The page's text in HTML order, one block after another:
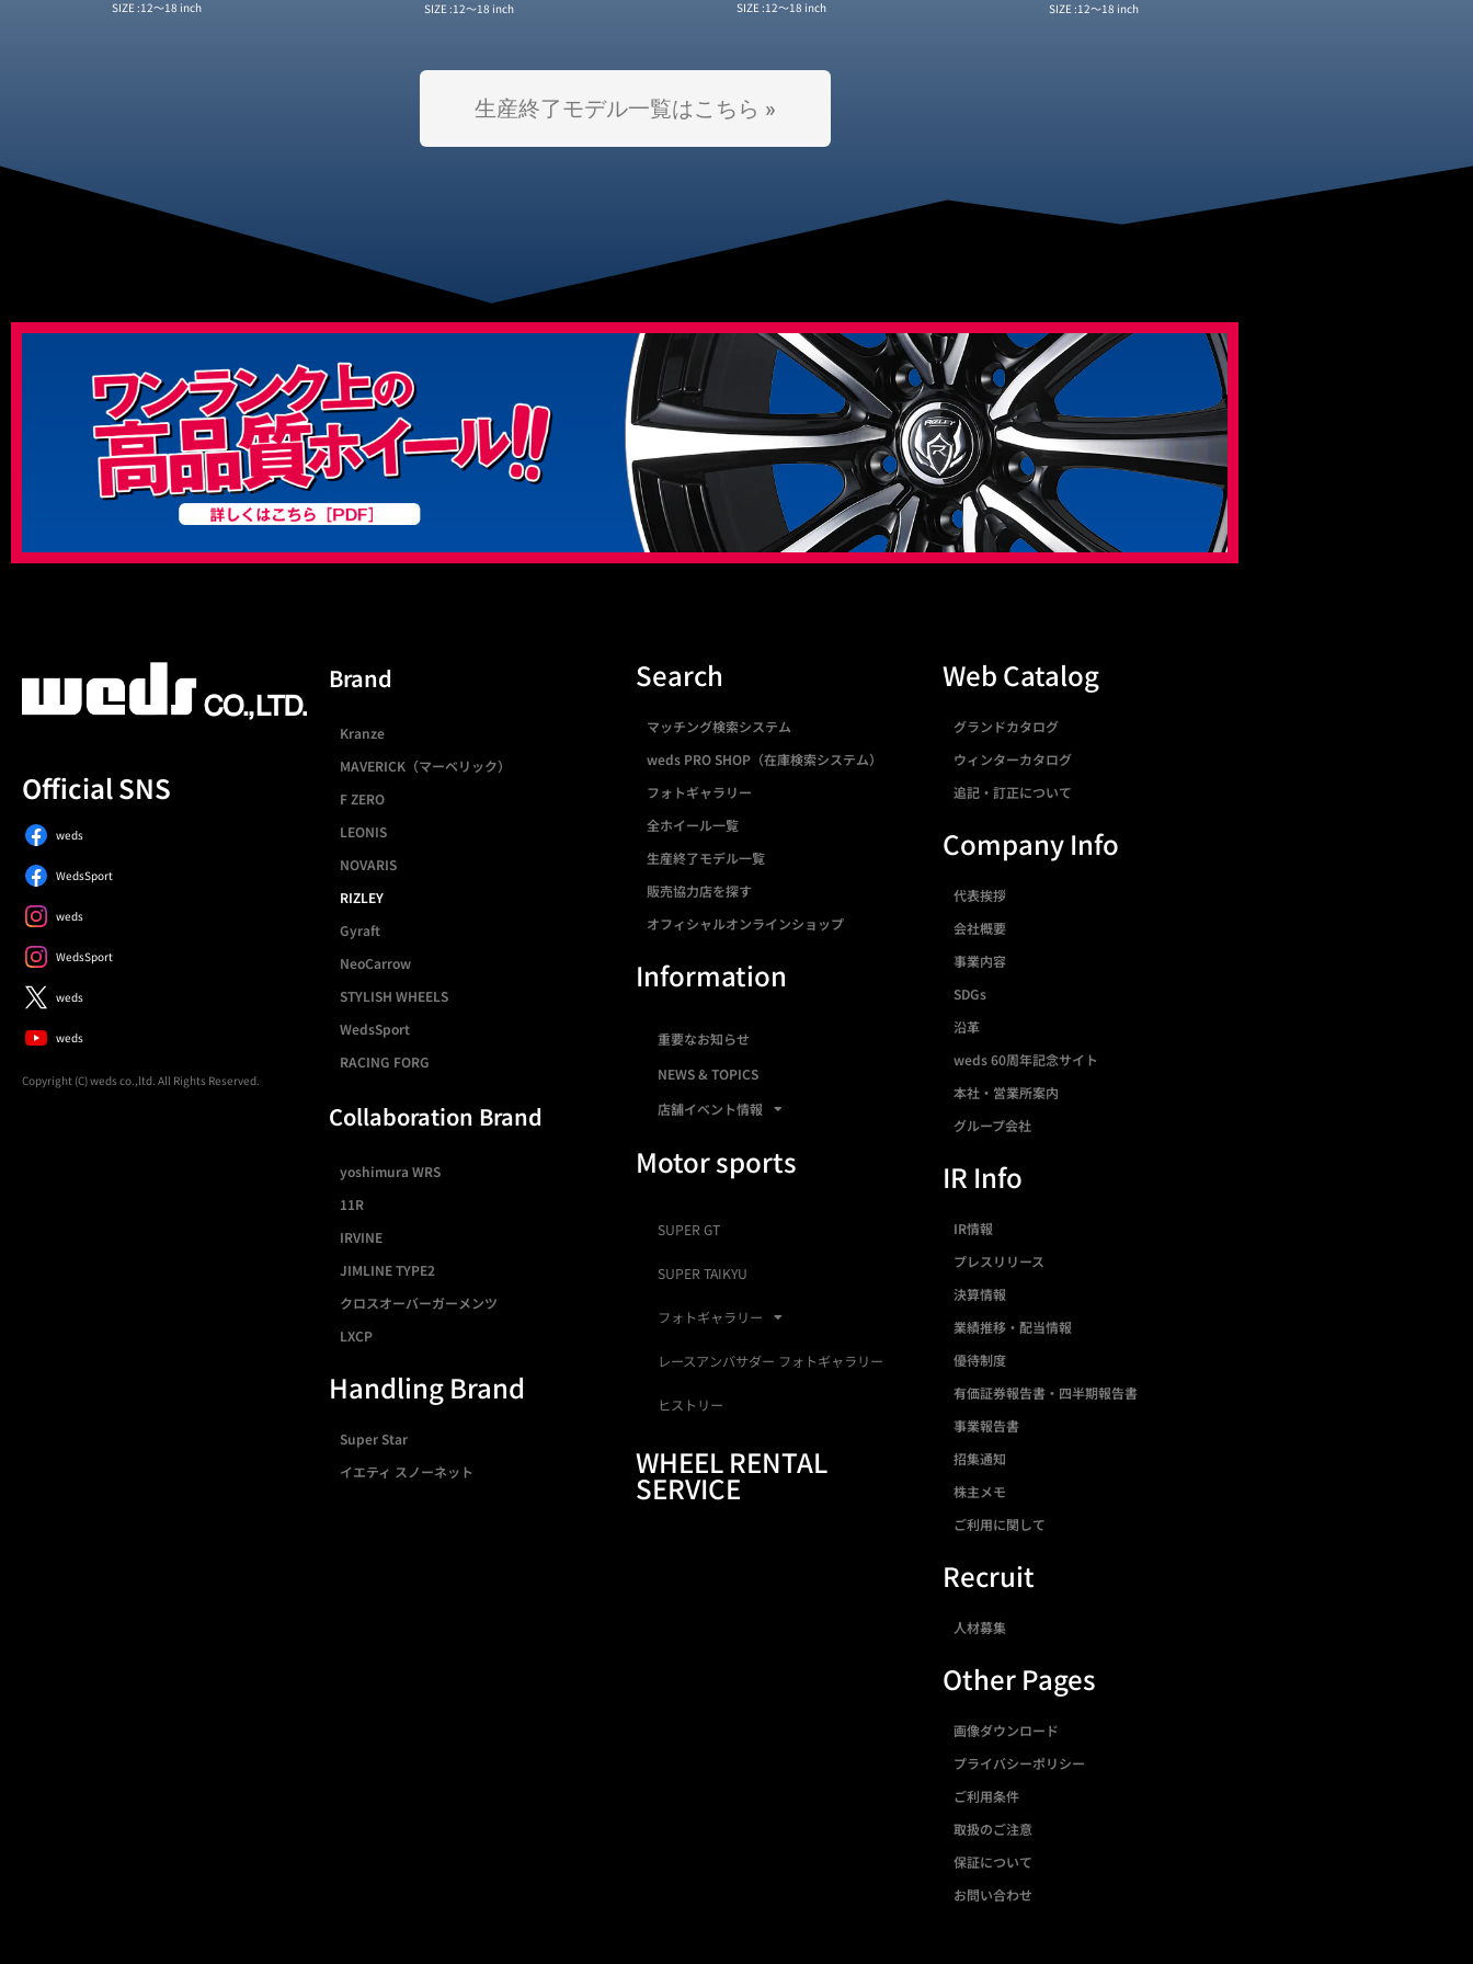
12〜18 inch 12〜18 inch 12〜18 inch 12〜18 inch
生産終了モデル一覧はこちら »
Official SNS
weds
WedsSport
weds
WedsSport
weds
weds
Copyright (C) weds co.,ltd. All Rights Reserved.
Brand
Kranze
MAVERICK（マーベリック）
F ZERO
LEONIS
NOVARIS
RIZLEY
Gyraft
NeoCarrow
STYLISH WHEELS
WedsSport
RACING FORG
Collaboration Brand
yoshimura WRS
11R
IRVINE
JIMLINE TYPE2
クロスオーバーガーメンツ
LXCP
Handling Brand
Super Star
イエティ スノーネット
Search
マッチング検索システム
weds PRO SHOP（在庫検索システム）
フォトギャラリー
全ホイール一覧
生産終了モデル一覧
販売協力店を探す
オフィシャルオンラインショップ
Information
重要なお知らせ
NEWS & TOPICS
店舗イベント情報
Motor sports
SUPER GT
SUPER TAIKYU
フォトギャラリー
レースアンバサダー フォトギャラリー
ヒストリー
WHEEL RENTAL
SERVICE
Web Catalog
グランドカタログ
ウィンターカタログ
追記・訂正について
Company Info
代表挨拶
会社概要
事業内容
SDGs
沿革
weds 60周年記念サイト
本社・営業所案内
グループ会社
IR Info
IR情報
プレスリリース
決算情報
業績推移・配当情報
優待制度
有価証券報告書・四半期報告書
事業報告書
招集通知
株主メモ
ご利用に関して
Recruit
人材募集
Other Pages
画像ダウンロード
プライバシーポリシー
ご利用条件
取扱のご注意
保証について
お問い合わせ